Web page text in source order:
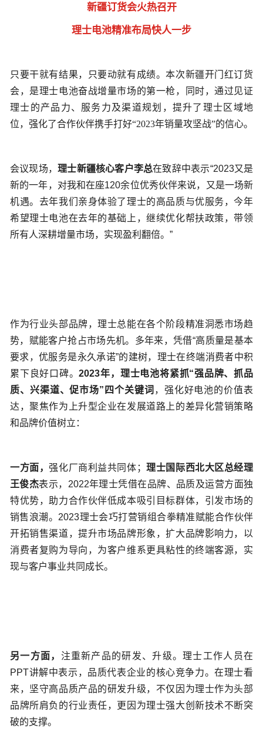
新疆订货会火热召开
理士电池精准布局快人一步
只要干就有结果，只要动就有成绩。本次新疆开门红订货
会，是理士电池奋战增量市场的第一枪，同时，通过见证
理士的产品力、服务力及渠道规划，提升了理士区域地
位，强化了合作伙伴携手打好“2023年销量攻坚战”的信心。
会议现场，理士新疆核心客户李总在致辞中表示“2023又是
新的一年，对我和在座120余位优秀伙伴来说，又是一场新
机遇。去年我们亲身体验了理士的高品质与优服务，今年
希望理士电池在去年的基础上，继续优化帮扶政策，带领
所有人深耕增量市场，实现盈利翻倍。”
作为行业头部品牌，理士总能在各个阶段精准洞悉市场趋
势，赋能客户抢占市场先机。多年来，凭借“高质量是基本
要求，优服务是永久承诺”的建树，理士在终端消费者中积
累下良好口碑。2023年，理士电池将紧抓“强品牌、抓品
质、兴渠道、促市场”四个关键词 ，强化好电池的价值表
达，聚焦作为上升型企业在发展道路上的差异化营销策略
和品牌价值树立：
一方面，强化厂商利益共同体； 理士国际西北大区总经理
王俊杰表示，2022年理士凭借在品牌、品质及运营方面独
特优势，助力合作伙伴低成本吸引目标群体，引发市场的
销售浪潮。2023理士会巧打营销组合拳精准赋能合作伙伴
开拓销售渠道，提升市场品牌形象，扩大品牌影响力，以
消费者复购为导向，为客户维系更具粘性的终端客源，实
现与客户事业共同成长。
另一方面， 注重新产品的研发、升级。理士工作人员在
PPT讲解中表示， 品质代表企业的核心竞争力。在理士看
来，坚守高品质产品的研发升级，不仅因为理士作为头部
品牌所肩负的行业责任，更因为理士强大创新技术不断突
破的支撑。